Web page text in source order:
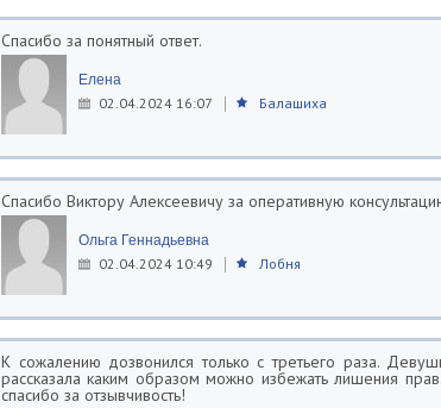
Спасибо за понятный ответ.
Елена
02.04.2024 16:07 Балашиха
Спасибо Виктору Алексеевичу за оперативную
Ольга Геннадьевна
02.04.2024 10:49 Лобня
К сожалению дозвонился только с третьего раза.
рассказала каким образом можно избежать лишения
спасибо за отзывчивость!